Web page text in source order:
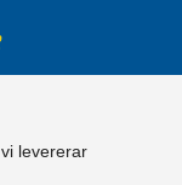
levererar